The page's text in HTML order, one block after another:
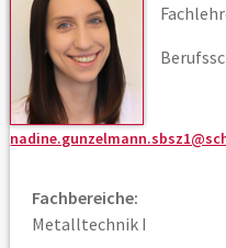
Fachbereiche:
Metalltechnik I